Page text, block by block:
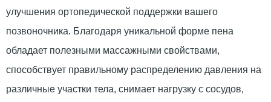
улучшения ортопедической поддержки вашего
позвоночника. Благодаря уникальной форме пена
обладает полезными массажными свойствами,
способствует правильному распределению давления на
различные участки тела, снимает нагрузку с сосудов,